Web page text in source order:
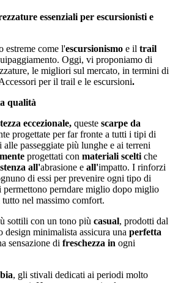
essenziali per escursionisti e
estreme come l'escursionismo e il trail
Oggi, vi proponiamo di
le migliori sul mercato, in termini di
per il trail e le escursioni.
qualità
eccezionale, queste scarpe da
progettate per far fronte a tutti i tipi di
passeggiate più lunghe e ai terreni
progettati con materiali sceltiche
all'abrasione e all'impatto. I rinforzi
di essi per prevenire ogni tipo di
perndare miglio dopo miglio
nel massimo comfort.
sottili con un tono più casual, prodotti dal
design minimalista assicura una perfetta
sensazione di freschezza in ogni
, gli stivali dedicati ai periodi molto